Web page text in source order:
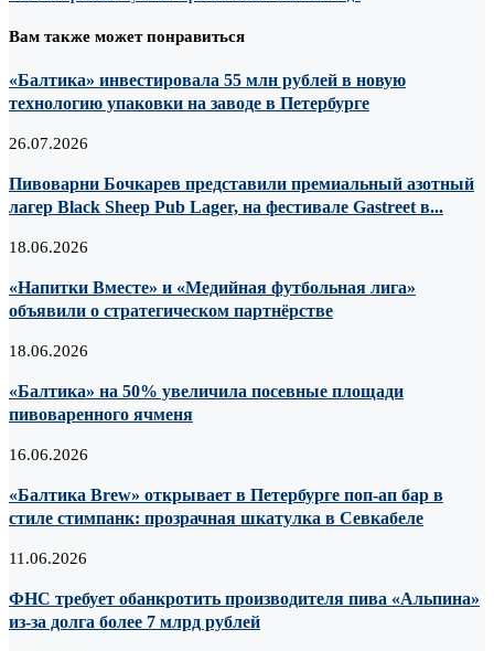
Вам также может понравиться
«Балтика» инвестировала 55 млн рублей в новую
технологию упаковки на заводе в Петербурге
26.07.2026
Пивоварни Бочкарев представили премиальный азотный
лагер Black Sheep Pub Lager, на фестивале Gastreet в...
18.06.2026
«Напитки Вместе» и «Медийная футбольная лига»
объявили о стратегическом партнёрстве
18.06.2026
«Балтика» на 50% увеличила посевные площади
пивоваренного ячменя
16.06.2026
«Балтика Brew» открывает в Петербурге поп-ап бар в
стиле стимпанк: прозрачная шкатулка в Севкабеле
11.06.2026
ФНС требует обанкротить производителя пива «Альпина»
из-за долга более 7 млрд рублей